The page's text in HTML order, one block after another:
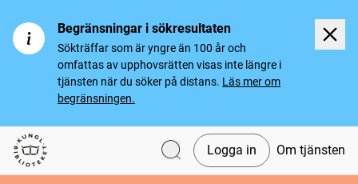
Begränsningar i sökresultaten
Sökträffar som är yngre än 100 år och
omfattas av upphovsrätten visas inte längre i
tjänsten när du söker på distans. Läs mer om
begränsningen.
Svenska tidningar
Logga in Om tjänsten